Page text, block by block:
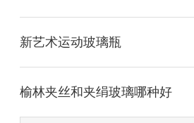
新艺术运动玻璃瓶
榆林夹丝和夹绢玻璃哪种好